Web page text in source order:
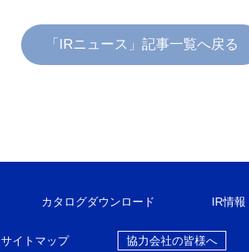
「IRニュース」記事一覧へ戻る
カタログダウンロード IR情報
サイトマップ 協力会社の皆様へ